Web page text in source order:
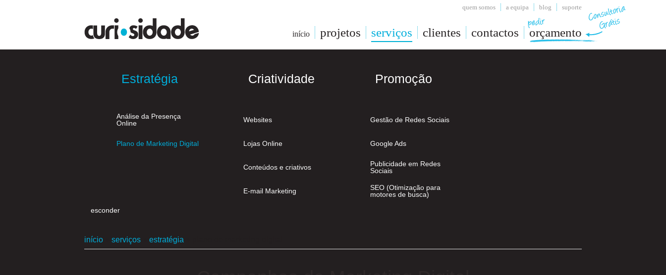
quem somos a equipa blog suporte
início projetos serviços clientes contactos orçamento
Estratégia
Análise da Presença
Online
Plano de Marketing Digital
Criatividade
Websites
Lojas Online
Conteúdos e criativos
E-mail Marketing
Promoção
Gestão de Redes Sociais
Google Ads
Publicidade em Redes
Sociais
SEO (Otimização para
motores de busca)
esconder
início serviços estratégia